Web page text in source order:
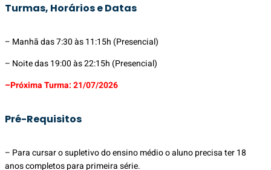
Turmas, Horários e Datas
– Manhã das 7:30 às 11:15h (Presencial)
– Noite das 19:00 às 22:15h (Presencial)
–Próxima Turma: 21/07/2026
Pré-Requisitos​
– Para cursar o supletivo do ensino médio o aluno precisa ter 18
anos completos para primeira série.